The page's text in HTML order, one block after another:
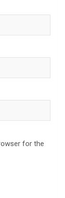
for the